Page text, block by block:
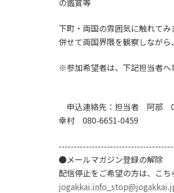
下町・両国の雰囲気に触れてみ
併せて両国界隈を観察しながら
※参加希望者は、下記担当者
申込連絡先：担当者 阿部
幸村 080-6651-0459
●メールマガジン登録の解除
配信停止をご希望の方は、こち